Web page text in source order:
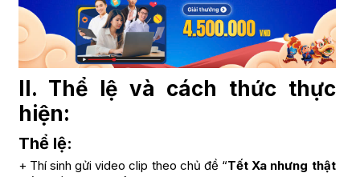
II. Thể lệ và cách thức thực
hiện:
Thể lệ:
+ Thí sinh gửi video clip theo chủ đề “Tết Xa nhưng thật